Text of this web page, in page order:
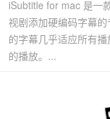
iSubtitle for mac 是一
视剧添加硬编码字幕
的字幕几乎适应所有
的播放。...